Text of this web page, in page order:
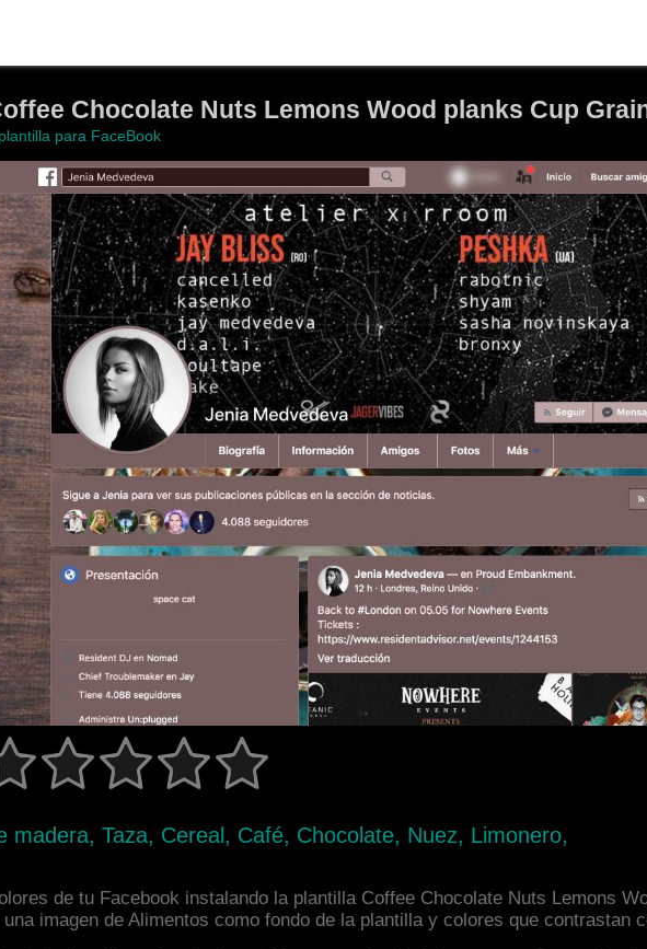
Chocolate Nuts Lemons Wood planks Cup
para FaceBook
madera, Taza, Cereal, Café, Chocolate, Nuez, Limonero,
de tu Facebook instalando la plantilla Coffee Chocolate Nuts Lemons
imagen de Alimentos como fondo de la plantilla y colores que contrastan